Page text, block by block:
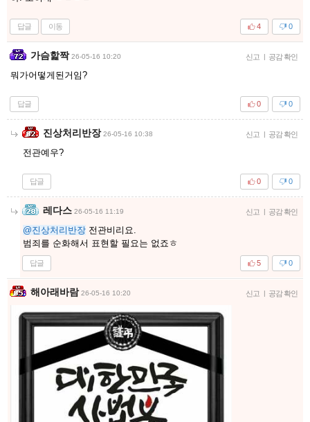
답글 이동 0
4
가슴핥짝 26-05-16 10:20 신고 | 공감 확인
뭐가어떻게된거임?
답글 0
0
진상처리반장 26-05-16 10:38 신고 | 공감 확인
전관예우?
답글 0
0
레다스 26-05-16 11:19 신고 | 공감 확인
@진상처리반장 전관비리요.
범죄를 순화해서 표현할 필요는 없죠ㅎ
답글 0
5
해아래바람 26-05-16 10:20 신고 | 공감 확인